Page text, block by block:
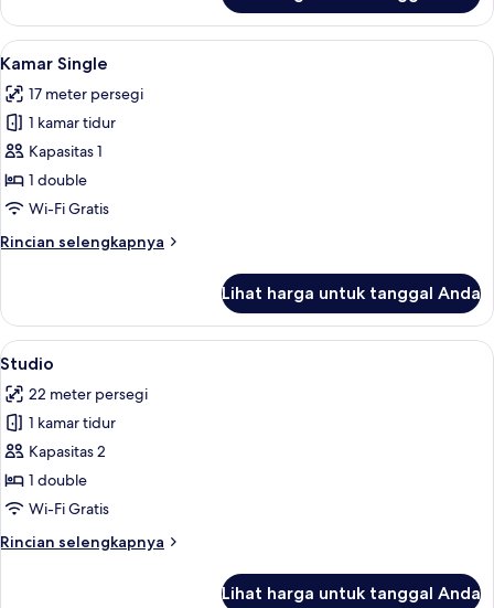
Kamar
Double
Ekonomi
Orang
Lihat
semua
foto
untuk
Kamar
Single
Kamar Single | Seprai premium,
5
Kamar Single
17 meter persegi
1 kamar tidur
Kapasitas 1
1 double
Wi-Fi Gratis
Rincian selengkapnya
Rincian
Kamar
Single
Lihat harga untuk tanggal Anda
Lihat
semua
foto
untuk
Studio
Seprai premium, selimut bulu angsa,
12
Studio
22 meter persegi
1 kamar tidur
Kapasitas 2
1 double
Wi-Fi Gratis
Rincian selengkapnya
Rincian
Lihat harga untuk tanggal Anda